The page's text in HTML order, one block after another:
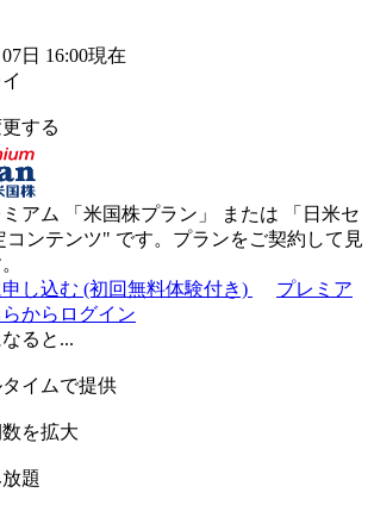
日 16:00現在
する
アム 「 米国株プラン 」 または 「 日米セ
コンテンツ" です。プランをご契約して見
し込む (初回無料体験付き)
プレミア
からログイン
ると...
イムで提供
を拡大
題